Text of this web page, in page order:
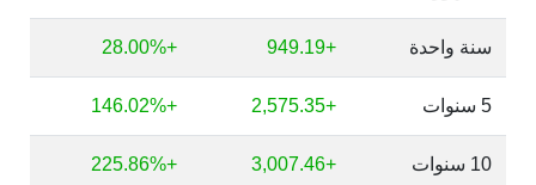
سنة واحدة +949.19
+28.00%
5 سنوات +2,575.35
+146.02%
10 سنوات +3,007.46
+225.86%